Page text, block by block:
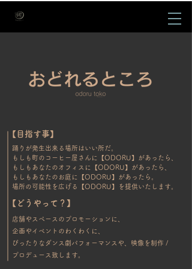
【目指す事】
踊りが発生出来る場所はいい所だ。
もしも町のコーヒー屋さんに【ODORU】があったら、
もしもあなたのオフィスに【ODORU】があったら、
もしもあなたのお庭に【ODORU】があったら。
​場所の可能性を広げる【ODORU】を提供いたします。
【どうやって？】
店舗やスペースのプロモーションに、
企画やイベントのわくわくに、
ぴったりなダンス劇パフォーマンスや、 映像を制作 /
プロデュース致します。